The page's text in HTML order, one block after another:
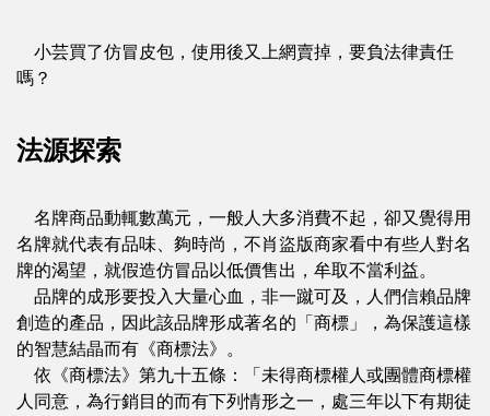
小芸買了仿冒皮包，使用後又上網賣掉，要負法律責任
嗎？
法源探索
名牌商品動輒數萬元，一般人大多消費不起，卻又覺得用
名牌就代表有品味、夠時尚，不肖盜版商家看中有些人對名
牌的渴望，就假造仿冒品以低價售出，牟取不當利益。
品牌的成形要投入大量心血，非一蹴可及，人們信賴品牌
創造的產品，因此該品牌形成著名的「商標」，為保護這樣
的智慧結晶而有《商標法》。
依《商標法》第九十五條：「未得商標權人或團體商標權
人同意，為行銷目的而有下列情形之一，處三年以下有期徒